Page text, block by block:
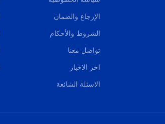
الإرجاع والضمان
الشروط والأحكام
تواصل معنا
اخر الاخبار
الاسئلة الشائعة